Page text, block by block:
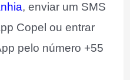
, enviar um SMS
Copel ou entrar
pelo número +55